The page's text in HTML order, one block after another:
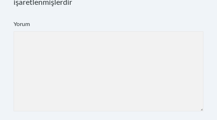
işaretlenmişlerdir
Yorum